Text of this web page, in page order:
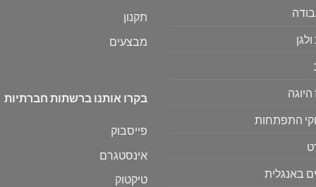
התפתחות
באנגלית
תקנון
מבצעים
בקרו אותנו ברשתות חברתיות
פייסבוק
אינסטגרם
טיקטוק